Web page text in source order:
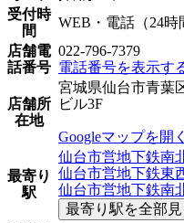
受付時
間
WEB・電話（24時
店舗電
話番号
022-796-7379
電話番号を表示す
店舗所
在地
宮城県仙台市青葉
ビル3F
Googleマップを開く
最寄り
駅
仙台市営地下鉄南
仙台市営地下鉄東
仙台市営地下鉄南
最寄り駅を全部見